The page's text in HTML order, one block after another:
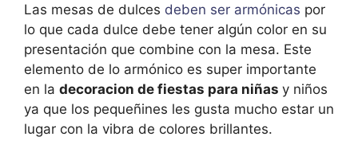
Las mesas de dulces deben ser armónicas por
lo que cada dulce debe tener algún color en su
presentación que combine con la mesa. Este
elemento de lo armónico es super importante
en la decoracion de fiestas para niñas y niños
ya que los pequeñines les gusta mucho estar un
lugar con la vibra de colores brillantes.